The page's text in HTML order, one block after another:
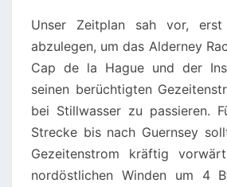
Unser Zeitplan sah vor,
abzulegen, um das Alderney
Cap de la Hague und der
seinen berüchtigten
bei Stillwasser zu passieren.
Strecke bis nach Guernsey
Gezeitenstrom kräftig
nordöstlichen Winden um 4